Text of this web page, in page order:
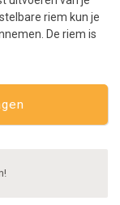
riem kun je
De riem is